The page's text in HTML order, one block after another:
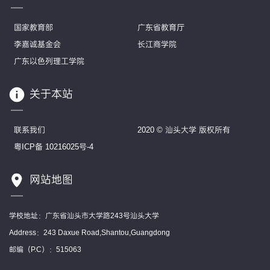
国家教育部
广东省教育厅
李嘉诚基金会
长江商学院
广东以色列理工学院
关于本站
联系我们
2020 © 汕头大学 版权所有
粤ICP备 10216025号-4
网站地图
学校地址：广东省汕头市大学路243号汕头大学
Address：243 Daxue Road,Shantou,Guangdong
邮编（P.C）：515063